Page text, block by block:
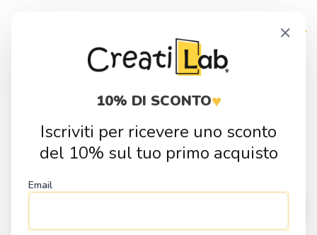
Home Fai da Te Cutter Natale
Cutter Cappello 2 per Pasta
Polimerica
×
10% DI SCONTO♥
Iscriviti per ricevere uno sconto
del 10% sul tuo primo acquisto
Email